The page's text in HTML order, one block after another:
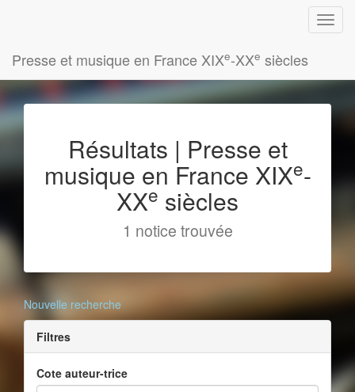
Presse et musique en France XIXe-XXe siècles
Résultats | Presse et
musique en France XIXe-
XXe siècles
1 notice trouvée
Nouvelle recherche
Filtres
Cote auteur-trice